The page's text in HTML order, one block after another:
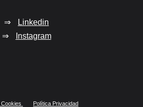
⇒
Linkedin
⇒
Instagram
Cookies Política Privacidad